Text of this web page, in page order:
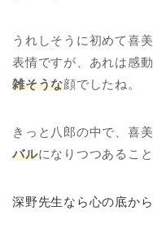
うれしそうに初めて喜
表情ですが、あれは感
雑そうな顔でしたね。
きっと八郎の中で、喜
バルになりつつあるこ
深野先生なら心の底か